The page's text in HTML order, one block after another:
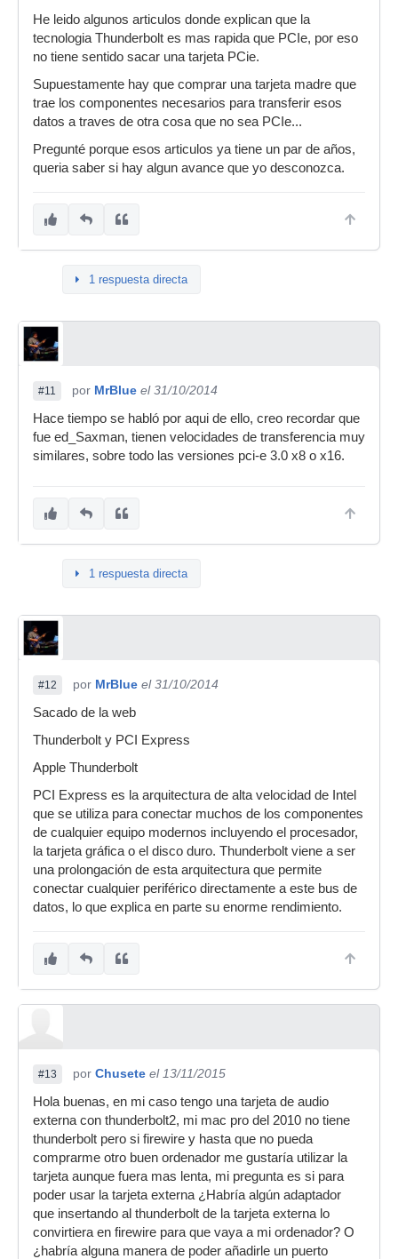
He leido algunos articulos donde explican que la
tecnologia Thunderbolt es mas rapida que PCIe, por eso
no tiene sentido sacar una tarjeta PCie.
Supuestamente hay que comprar una tarjeta madre que
trae los componentes necesarios para transferir esos
datos a traves de otra cosa que no sea PCIe...
Pregunté porque esos articulos ya tiene un par de años,
queria saber si hay algun avance que yo desconozca.
1 respuesta directa
#11 por MrBlue el 31/10/2014
Hace tiempo se habló por aqui de ello, creo recordar que
fue ed_Saxman, tienen velocidades de transferencia muy
similares, sobre todo las versiones pci-e 3.0 x8 o x16.
1 respuesta directa
#12 por MrBlue el 31/10/2014
Sacado de la web
Thunderbolt y PCI Express
Apple Thunderbolt
PCI Express es la arquitectura de alta velocidad de Intel
que se utiliza para conectar muchos de los componentes
de cualquier equipo modernos incluyendo el procesador,
la tarjeta gráfica o el disco duro. Thunderbolt viene a ser
una prolongación de esta arquitectura que permite
conectar cualquier periférico directamente a este bus de
datos, lo que explica en parte su enorme rendimiento.
#13 por Chusete el 13/11/2015
Hola buenas, en mi caso tengo una tarjeta de audio
externa con thunderbolt2, mi mac pro del 2010 no tiene
thunderbolt pero si firewire y hasta que no pueda
comprarme otro buen ordenador me gustaría utilizar la
tarjeta aunque fuera mas lenta, mi pregunta es si para
poder usar la tarjeta externa ¿Habría algún adaptador
que insertando al thunderbolt de la tarjeta externa lo
convirtiera en firewire para que vaya a mi ordenador? O
¿habría alguna manera de poder añadirle un puerto